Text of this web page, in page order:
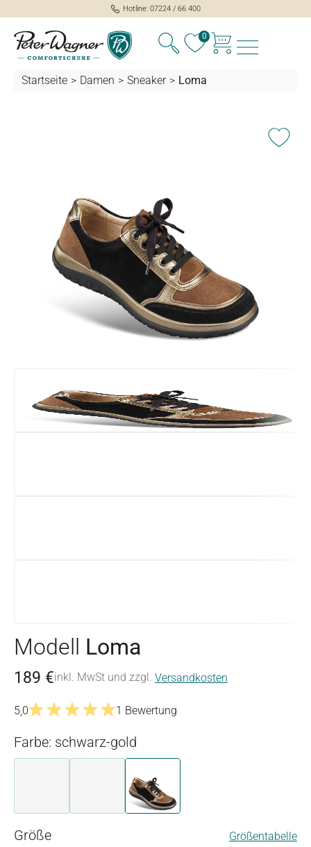
springen
Hotline: 07224 / 66 400
0
Startseite > Damen > Sneaker > Loma
Modell Loma
189 €inkl. MwSt und zzgl. Versandkosten
5,0
1 Bewertung
Farbe: schwarz-gold
grau-blau schwarz-gold
Größeauswählen Größentabelle